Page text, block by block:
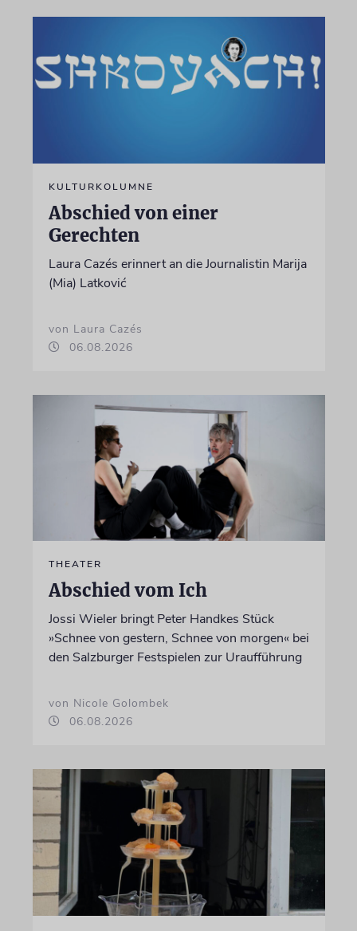
KULTURKOLUMNE
Abschied von einer
Gerechten
Laura Cazés erinnert an die Journalistin Marija
(Mia) Latković
von Laura Cazés
06.08.2026
THEATER
Abschied vom Ich
Jossi Wieler bringt Peter Handkes Stück
»Schnee von gestern, Schnee von morgen« bei
den Salzburger Festspielen zur Uraufführung
von Nicole Golombek
06.08.2026